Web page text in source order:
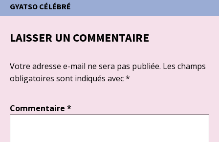
GYATSO CÉLÉBRÉ
LAISSER UN COMMENTAIRE
Votre adresse e-mail ne sera pas publiée. Les champs
obligatoires sont indiqués avec*
Commentaire *